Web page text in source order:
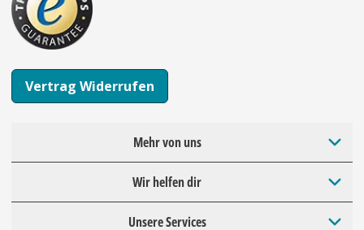
Vertrag Widerrufen
Mehr von uns
Wir helfen dir
Unsere Services